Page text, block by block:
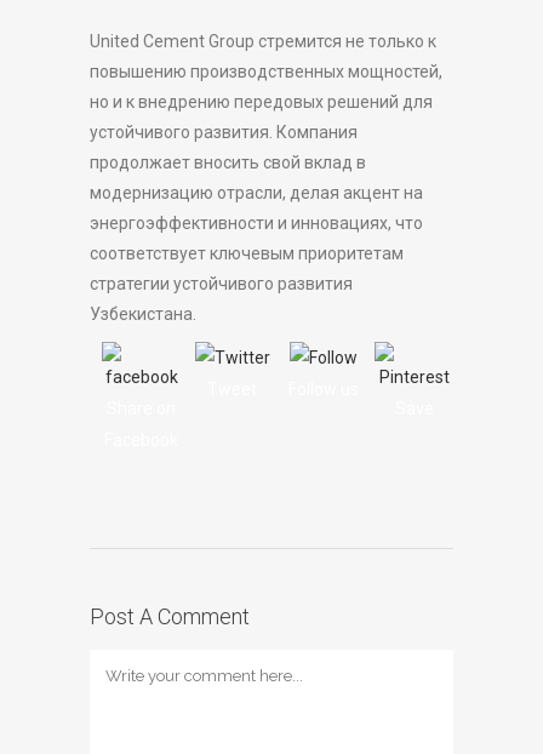
United Cement Group стремится не только к
повышению производственных мощностей,
но и к внедрению передовых решений для
устойчивого развития. Компания
продолжает вносить свой вклад в
модернизацию отрасли, делая акцент на
энергоэффективности и инновациях, что
соответствует ключевым приоритетам
стратегии устойчивого развития
Узбекистана.
Post A Comment